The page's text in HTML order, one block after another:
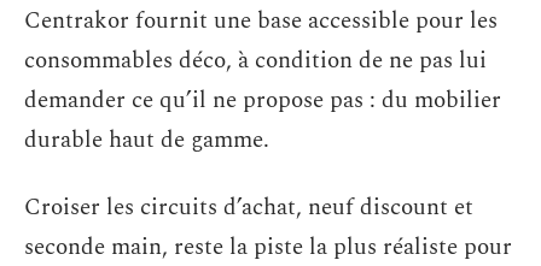
Centrakor fournit une base accessible pour les
consommables déco, à condition de ne pas lui
demander ce qu’il ne propose pas : du mobilier
durable haut de gamme.
Croiser les circuits d’achat, neuf discount et
seconde main, reste la piste la plus réaliste pour